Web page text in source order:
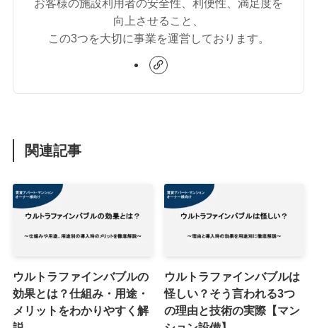
お客様の施設利用者の安全性、利便性、満足度を
向上させること、
この3つを大切に事業を運営しております。
関連記事
ウルトラファインバブルの
効果とは？仕組み・用途・
メリットをわかりやすく解
ウルトラファインバブルは
怪しい？そう言われる3つ
の理由と技術の実際【マン